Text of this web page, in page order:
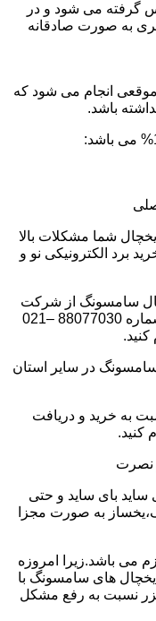
گرفته می شود و در
به صورت صادقانه
انجام می شود که
باشد.
شما مشکلات بالا
برد الکترونیکی نو و
سامسونگ از شرکت
نصرت وجود دارد و می توانید با تماس با شماره 88077030 –021
سامسونگ در سایر استان
به خرید و دریافت
کنید.
نصرت
بای ساید و حتی
به صورت مجزا
می باشد.زیرا امروزه
های سامسونگ با
نسبت به رفع مشکل